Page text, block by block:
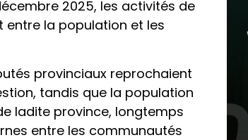
2025, les activités de
entre la population et les
provinciaux reprochaient
tandis que la population
ladite province, longtemps
entre les communautés